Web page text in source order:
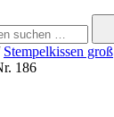
Stempelkissen groß
186